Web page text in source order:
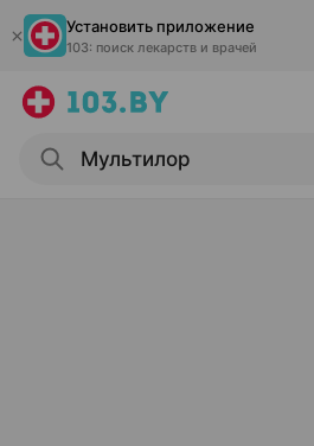
Установить приложение
103: поиск лекарств и врачей